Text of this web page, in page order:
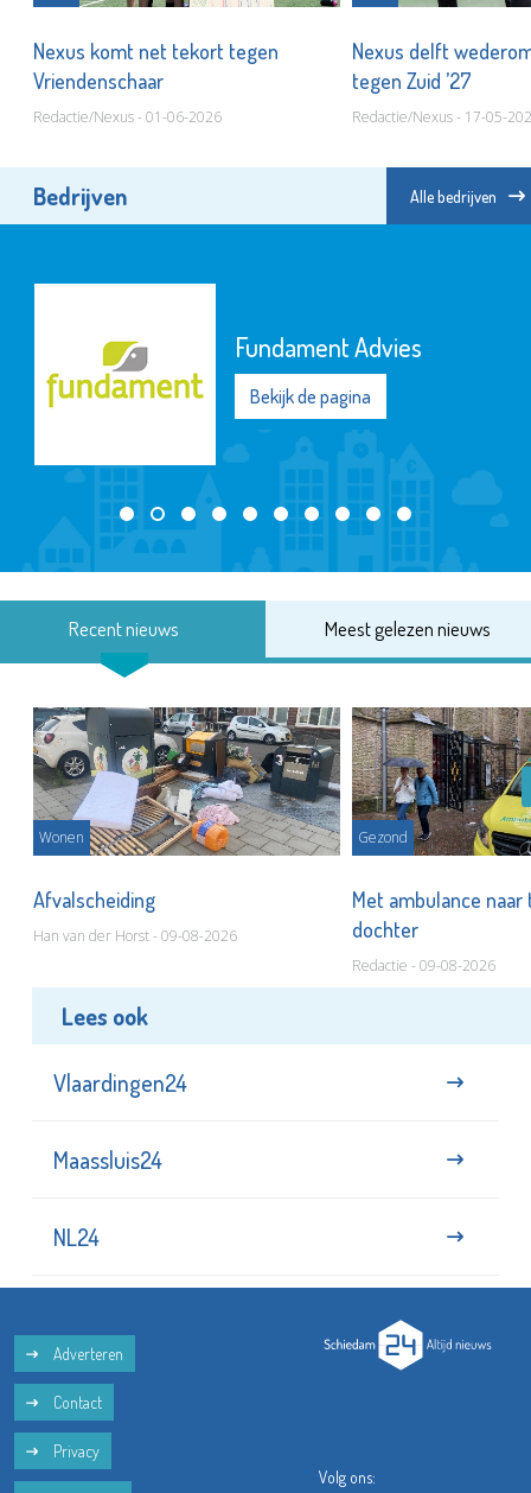
Nexus komt net tekort tegen
Vriendenschaar
Redactie/Nexus - 01-06-2026
Nexus delft
tegen Zuid ’27
Redactie/Nexus - 17-05-
Bedrijven Alle bedrijven
Fundament Advies
Bekijk de pagina
Recent nieuws Meest gelezen nieuws
Wonen
Afvalscheiding
Han van der Horst - 09-08-2026
Gezond
Met ambulance
dochter
Redactie - 09-08-2026
Lees ook
Vlaardingen24
Maassluis24
NL24
Adverteren
Contact
Privacy
Volg ons: